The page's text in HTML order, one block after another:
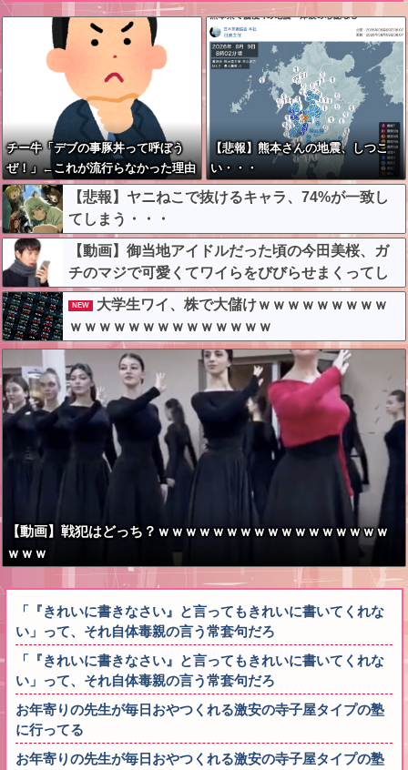
チー牛「デブの事豚丼って呼ぼう
ぜ！」←これが流行らなかった理由
【悲報】熊本さんの地震、しつこ
い・・・
【悲報】ヤニねこで抜けるキャラ、74%が一致し
てしまう・・・
【動画】御当地アイドルだった頃の今田美桜、ガ
チのマジで可愛くてワイらをびびらせまくってし
まうw w w w w w w w
NEW
大学生ワイ、株で大儲けｗｗｗｗｗｗｗｗｗ
ｗｗｗｗｗｗｗｗｗｗｗｗｗｗ
【動画】戦犯はどっち？ｗｗｗｗｗｗｗｗｗｗｗｗｗｗｗｗｗ
ｗｗｗ
「『きれいに書きなさい』と言ってもきれいに書いてくれな
い」って、それ自体毒親の言う常套句だろ
「『きれいに書きなさい』と言ってもきれいに書いてくれな
い」って、それ自体毒親の言う常套句だろ
お年寄りの先生が毎日おやつくれる激安の寺子屋タイプの塾
に行ってる
お年寄りの先生が毎日おやつくれる激安の寺子屋タイプの塾